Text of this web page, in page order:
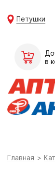
Петушки
в
Главная